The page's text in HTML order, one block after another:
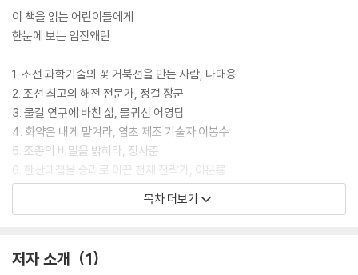
이 책을 읽는 어린이들에게
한눈에 보는 임진왜란
1. 조선 과학기술의 꽃 거북선을 만든 사람, 나대용
2. 조선 최고의 해전 전문가, 정걸 장군
3. 물길 연구에 바친 삶, 물귀신 어영담
4. 화약은 내게 맡겨라, 염초 제조 기술자 이봉수
5. 조총의 비밀을 밝혀라, 정사준
6. 한산대첩을 승리로 이끈 천재 전략가, 이운룡
7. 이순신이 빚진 장수, 전라우수사 이억기
목차 더보기
저자 소개 1